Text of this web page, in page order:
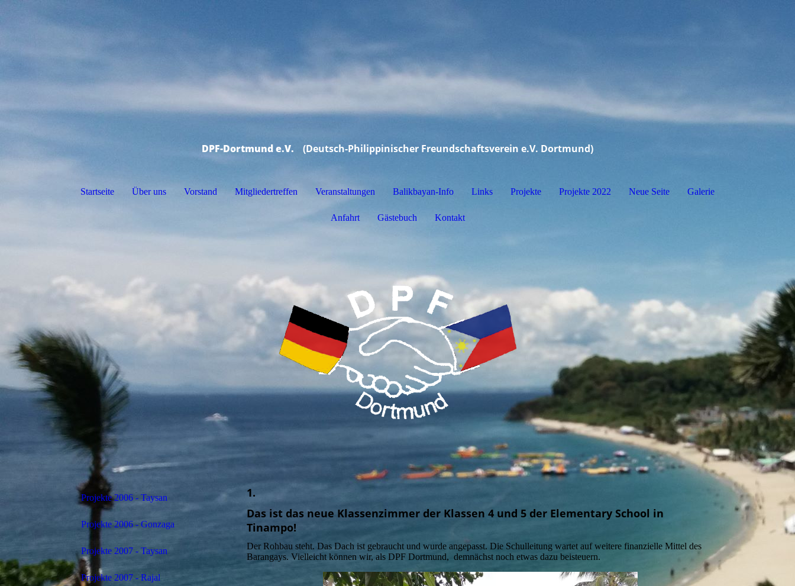
DPF-Dortmund e.V. (Deutsch-Philippinischer Freundschaftsverein e.V. Dortmund)
Startseite Über uns Vorstand Mitgliedertreffen Veranstaltungen Balikbayan-Info Links Projekte Projekte 2022 Neue Seite Galerie
Anfahrt Gästebuch Kontakt
Projekte 2006 - Taysan
Projekte 2006 - Gonzaga
Projekte 2007 - Taysan
Projekte 2007 - Rajal
1.
Das ist das neue Klassenzimmer der Klassen 4 und 5 der Elementary School in
Tinampo!
Der Rohbau steht. Das Dach ist gebraucht und wurde angepasst. Die Schulleitung wartet auf weitere finanzielle Mittel des
Barangays. Vielleicht können wir, als DPF Dortmund, demnächst noch etwas dazu beisteuern.